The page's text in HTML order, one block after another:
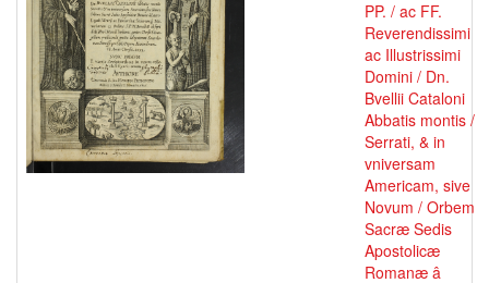
PP. / ac FF.
Reverendissimi
ac Illustrissimi
Domini / Dn.
Bvellii Cataloni
Abbatis montis /
Serrati, & in
vniversam
Americam, sive
Novum / Orbem
Sacræ Sedis
Apostolicæ
Romanæ â